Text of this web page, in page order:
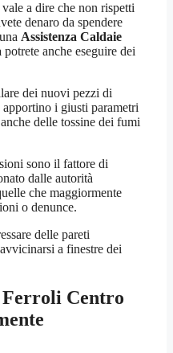
a dire che non rispetti
denaro da spendere
Assistenza Caldaie
potrete anche eseguire dei
dei nuovi pezzi di
i giusti parametri
delle tossine dei fumi
sono il fattore di
dalle autorità
che maggiormente
o denunce.
delle pareti
a finestre dei
Ferroli Centro